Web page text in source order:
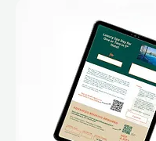
Tento dárkový voucher
dobu 12 měsíců a
referenční ID kód,
uplatněn pouze
vyměnit za hotovost,
nahradit, pokud bude